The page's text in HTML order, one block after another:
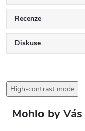
Recenze
Diskuse
High-contrast mode